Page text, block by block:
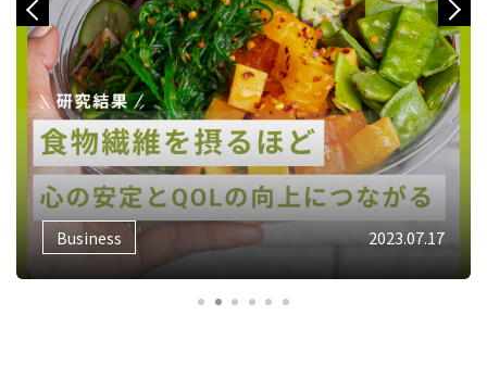
Previous
Business 2023.07.17
Next